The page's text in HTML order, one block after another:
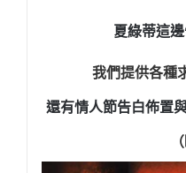
夏綠蒂這
我們提供各種
還有情人節告白佈置